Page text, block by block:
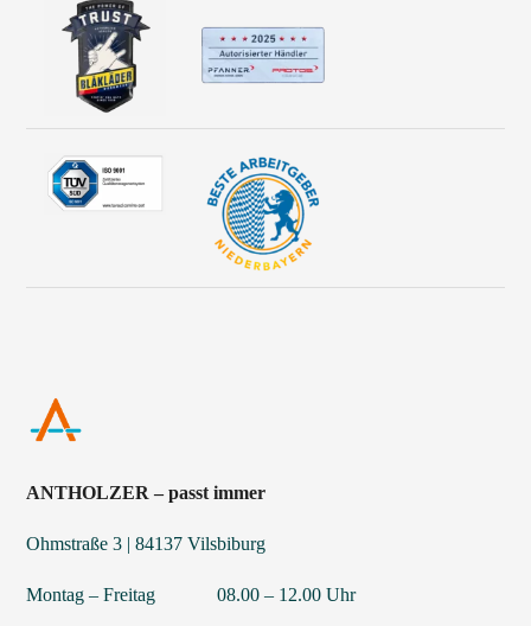
ANTHOLZER – passt immer
Ohmstraße 3 | 84137 Vilsbiburg
Montag – Freitag 08.00 – 12.00 Uhr